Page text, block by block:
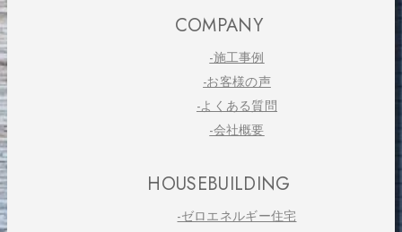
COMPANY
-施工事例
-お客様の声
-よくある質問
-会社概要
HOUSEBUILDING
-ゼロエネルギー住宅